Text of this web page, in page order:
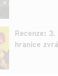
Recenze:
hranice